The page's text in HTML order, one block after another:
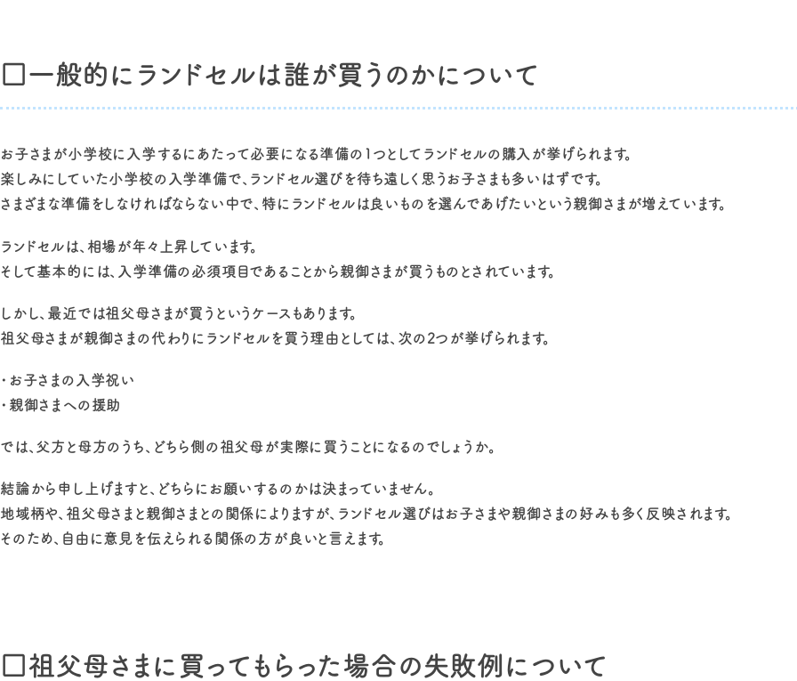
□一般的にランドセルは誰が買うのかについて
お子さまが小学校に入学するにあたって必要になる準備の1つとしてランドセルの購入が挙げられます。
楽しみにしていた小学校の入学準備で、ランドセル選びを待ち遠しく思うお子さまも多いはずです。
さまざまな準備をしなければならない中で、特にランドセルは良いものを選んであげたいという親御さまが増えています。
ランドセルは、相場が年々上昇しています。
そして基本的には、入学準備の必須項目であることから親御さまが買うものとされています。
しかし、最近では祖父母さまが買うというケースもあります。
祖父母さまが親御さまの代わりにランドセルを買う理由としては、次の2つが挙げられます。
・お子さまの入学祝い
・親御さまへの援助
では、父方と母方のうち、どちら側の祖父母が実際に買うことになるのでしょうか。
結論から申し上げますと、どちらにお願いするのかは決まっていません。
地域柄や、祖父母さまと親御さまとの関係によりますが、ランドセル選びはお子さまや親御さまの好みも多く反映されます。
そのため、自由に意見を伝えられる関係の方が良いと言えます。
□祖父母さまに買ってもらった場合の失敗例について